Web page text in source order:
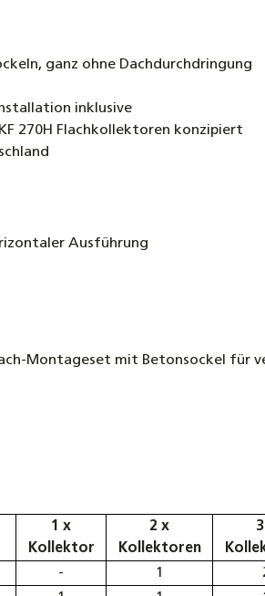
ganz ohne Dachdurchdringung
inklusive
270H Flachkollektoren konzipiert
Ausführung
Montageset mit Betonsockel für
1 x
Kollektor
2 x
Kollektoren
- 1